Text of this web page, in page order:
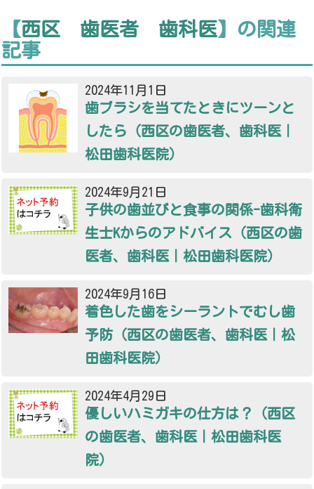
【西区 歯医者 歯科医】の関連
記事
2024年11月1日
歯ブラシを当てたときにツーンと
したら（西区の歯医者、歯科医｜
松田歯科医院）
2024年9月21日
子供の歯並びと食事の関係-歯科衛
生士Kからのアドバイス（西区の歯
医者、歯科医｜松田歯科医院）
2024年9月16日
着色した歯をシーラントでむし歯
予防（西区の歯医者、歯科医｜松
田歯科医院）
2024年4月29日
優しいハミガキの仕方は？（西区
の歯医者、歯科医｜松田歯科医
院）